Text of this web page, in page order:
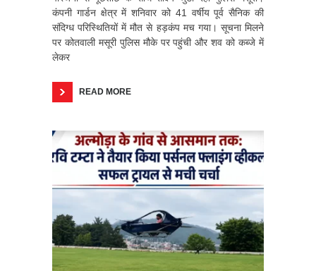
कंपनी गार्डन क्षेत्र में शनिवार को 41 वर्षीय पूर्व सैनिक की
संदिग्ध परिस्थितियों में मौत से हड़कंप मच गया। सूचना मिलने
पर कोतवाली मसूरी पुलिस मौके पर पहुंची और शव को कब्जे में
लेकर
READ MORE